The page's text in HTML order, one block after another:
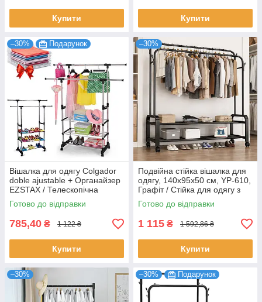
Купити Купити
–30% Подарунок
Вішалка для одягу Colgador
doble ajustable + Органайзер
EZSTAX / Телескопічна
пересувна вішалка
Готово до відправки
785,40 ₴ 1 122 ₴
Купити
–30%
Подвійна стійка вішалка для
одягу, 140х95х50 см, YP-610,
Графіт / Стійка для одягу з
полицями для взуття
Готово до відправки
1 115 ₴ 1 592,86 ₴
Купити
–30% –30% Подарунок